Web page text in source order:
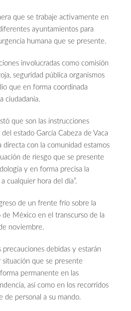
que se trabaje activamente en
ayuntamientos para
humana que se presente.
involucradas como comisión
seguridad pública organismos
que en forma coordinada
ciudadanía.
que son las instrucciones
estado García Cabeza de Vaca
directa con la comunidad estamos
de riesgo que se presente
y en forma precisa la
cualquier hora del día”.
de un frente frío sobre la
México en el transcurso de la
noviembre.
debidas y estarán
que se presente
permanente en las
así como en los recorridos
de personal a su mando.